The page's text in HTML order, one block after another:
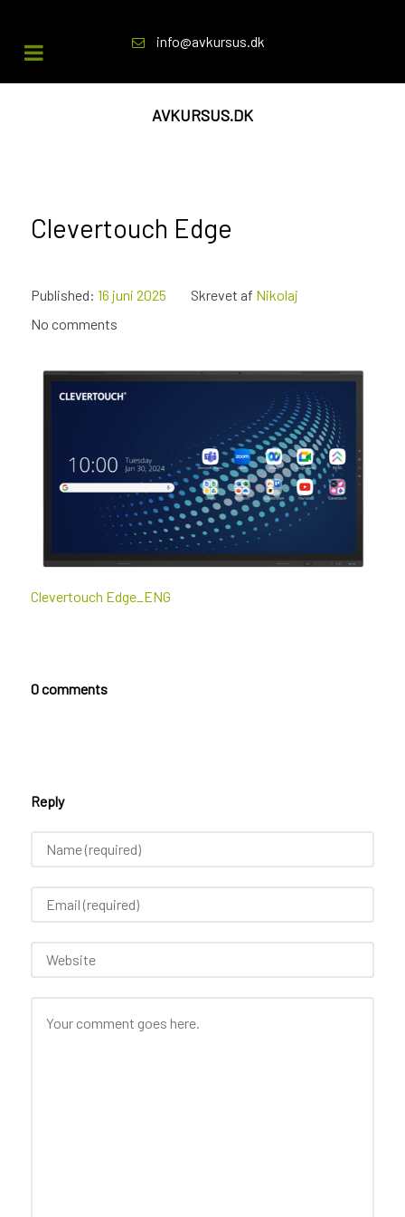
info@avkursus.dk
AVKURSUS.DK
Clevertouch Edge
Published: 16 juni 2025 Skrevet af Nikolaj
No comments
Clevertouch Edge_ENG
0 comments
Reply